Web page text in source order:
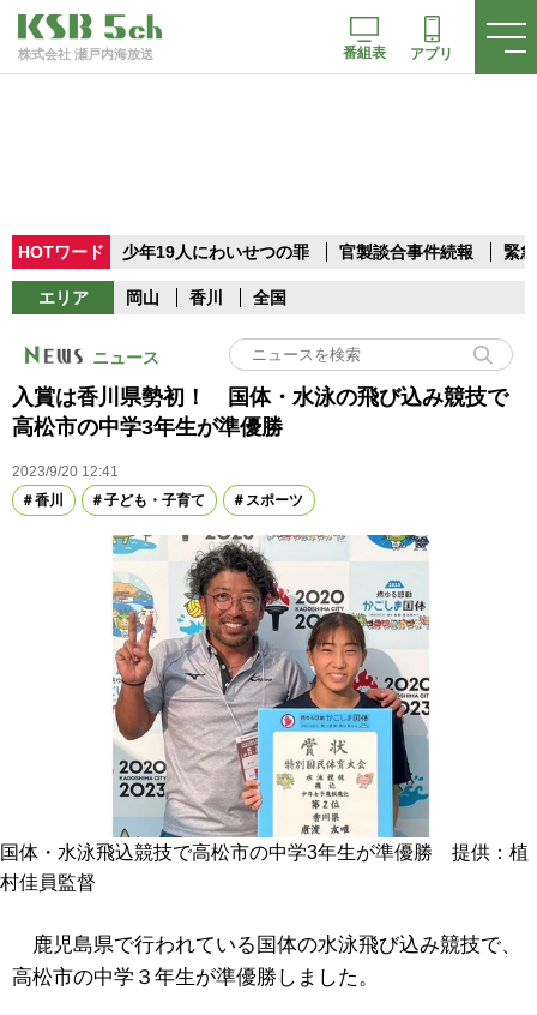
株式会社 瀬戸内海放送 番組表 アプリ
HOTワード 少年19人にわいせつの罪 官製談合事件続報 緊
エリア 岡山 香川 全国
ニュース
入賞は香川県勢初！ 国体・水泳の飛び込み競技で
高松市の中学3年生が準優勝
2023/9/20 12:41
香川
子ども・子育て スポーツ
国体・水泳飛込競技で高松市の中学3年生が準優勝 提供：植
村佳員監督
鹿児島県で行われている国体の水泳飛び込み競技で、
高松市の中学３年生が準優勝しました。